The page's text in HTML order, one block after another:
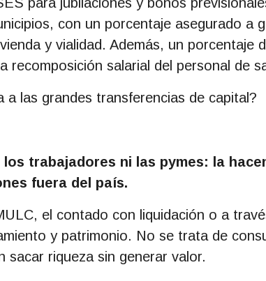
con un porcentaje asegurado a
y vialidad. Además, un porcentaje
recomposición salarial del personal de
a las grandes transferencias de capital?
trabajadores ni las pymes: la
fuera del país.
el contado con liquidación o a
y patrimonio. No se trata de
sacar riqueza sin generar valor.